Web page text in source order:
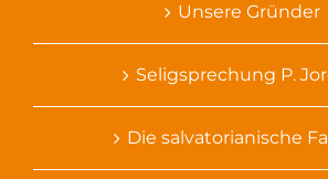
Unsere Gründer
Seligsprechung P.
Die salvatorianische